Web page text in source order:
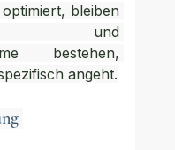
bleiben
und
bestehen,
angeht.